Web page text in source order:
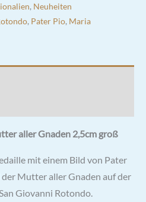
, Neuheiten
, Pater Pio, Maria
aller Gnaden 2,5cm groß
mit einem Bild von Pater
der Mutter aller Gnaden auf der
Giovanni Rotondo.